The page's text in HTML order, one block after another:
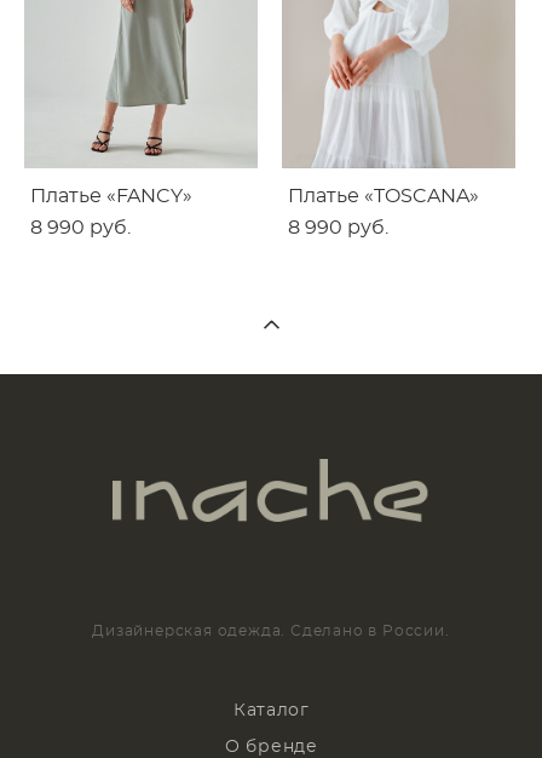
Платье «FANCY»
8 990 pуб.
Платье «TOSCANA»
8 990 pуб.
Дизайнерская одежда. Сделано в России.
Каталог
О бренде